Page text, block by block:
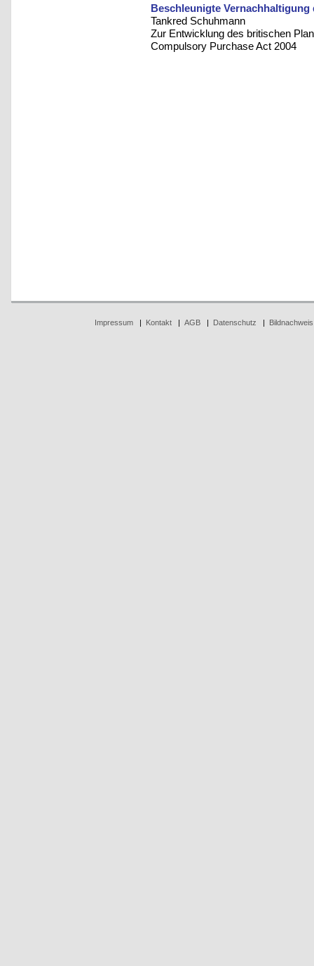
Beschleunigte
Tankred Schuhmann
Zur Entwicklung des britischen
Compulsory Purchase Act 2004
Impressum| Kontakt| AGB| Datenschutz | Bildnachweis